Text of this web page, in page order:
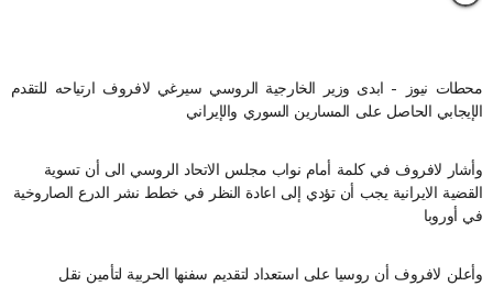
محطات نيوز – ابدى وزير الخارجية الروسي سيرغي لافروف ارتياحه للتقدم
الإيجابي الحاصل على المسارين السوري والإيراني
وأشار لافروف في كلمة أمام نواب مجلس الاتحاد الروسي الى أن تسوية
القضية الايرانية يجب أن تؤدي إلى اعادة النظر في خطط نشر الدرع الصاروخية
في أوروبا
وأعلن لافروف أن روسيا على استعداد لتقديم سفنها الحربية لتأمين نقل